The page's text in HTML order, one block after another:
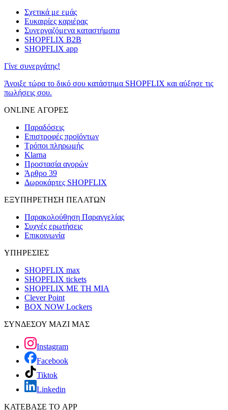
Σχετικά με εμάς
Ευκαιρίες καριέρας
Συνεργαζόμενα καταστήματα
SHOPFLIX B2B
SHOPFLIX app
Γίνε συνεργάτης!
Άνοιξε τώρα το δικό σου κατάστημα SHOPFLIX και αύξησε τις
πωλήσεις σου.
ONLINE ΑΓΟΡΕΣ
Παραδόσεις
Επιστροφές προϊόντων
Τρόποι πληρωμής
Klarna
Προστασία αγορών
Άρθρο 39
Δωροκάρτες SHOPFLIX
ΕΞΥΠΗΡΕΤΗΣΗ ΠΕΛΑΤΩΝ
Παρακολούθηση Παραγγελίας
Συχνές ερωτήσεις
Επικοινωνία
ΥΠΗΡΕΣΙΕΣ
SHOPFLIX max
SHOPFLIX tickets
SHOPFLIX ΜΕ ΤΗ ΜΙΑ
Clever Point
BOX NOW Lockers
ΣΥΝΔΕΣΟΥ ΜΑΖΙ ΜΑΣ
Instagram
Facebook
Tiktok
Linkedin
ΚΑΤΕΒΑΣΕ ΤΟ APP